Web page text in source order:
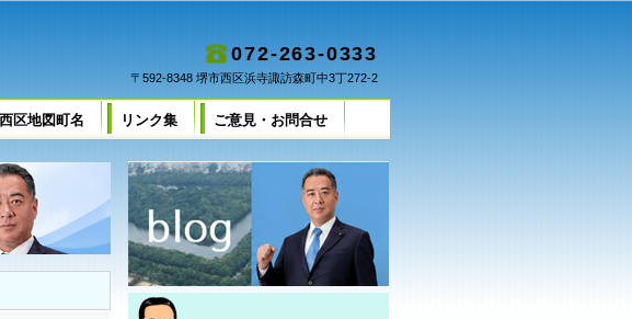
072-263-0333
〒592-8348 堺市西区浜寺諏訪森町中3丁272-2
西区地図町名 リンク集 ご意見・お問合せ